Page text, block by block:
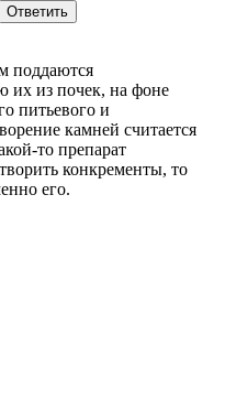
Ответить
поддаются
их из почек, на фоне
питьевого и
камней считается
то препарат
конкременты, то
его.